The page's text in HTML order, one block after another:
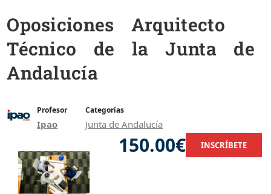
Oposiciones Arquitecto
Técnico de la Junta de
Andalucía
Profesor
Ipao
Categorías
Junta de Andalucía
150.00€ INSCRÍBETE